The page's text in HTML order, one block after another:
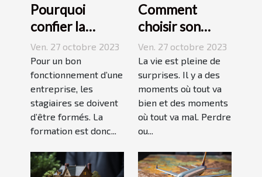
Pourquoi
confier la
formation de
ses stagiaires à
JP2A-Génèse ?
Ven. 27 octobre 2023
Pour un bon
fonctionnement d’une
entreprise, les
stagiaires se doivent
d’être formés. La
formation est donc...
Comment
choisir son
assurance
Dépendance ?
Ven. 27 octobre 2023
La vie est pleine de
surprises. Il y a des
moments où tout va
bien et des moments
où tout va mal. Perdre
ou...